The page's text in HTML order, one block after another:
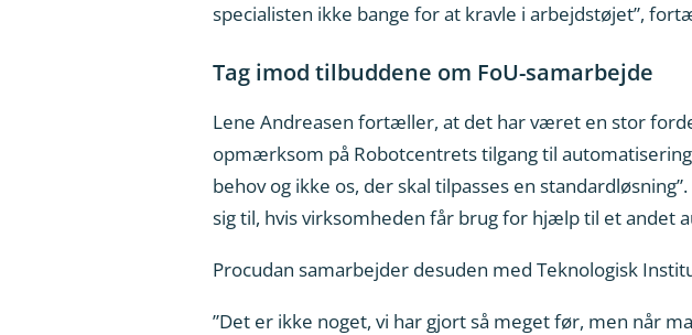
specialisten ikke bange for at kravle i arbejdstøjet”,
Tag imod tilbuddene om FoU-samarbejde
Lene Andreasen fortæller, at det har været en stor
opmærksom på Robotcentrets tilgang til
behov og ikke os, der skal tilpasses en
sig til, hvis virksomheden får brug for hjælp til et andet
Procudan samarbejder desuden med Teknologisk
”Det er ikke noget, vi har gjort så meget før, men når